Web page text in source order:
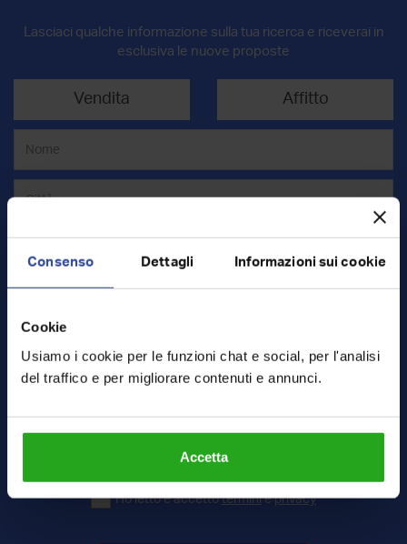
Consenso Dettagli Informazioni sui cookie
Cookie
Usiamo i cookie per le funzioni chat e social, per l'analisi
del traffico e per migliorare contenuti e annunci.
Accetta
Lasciaci qualche informazione sulla tua ricerca e riceverai in
esclusiva le nuove proposte
Vendita Affitto
Mq
Ho letto e accettoterminieprivacy